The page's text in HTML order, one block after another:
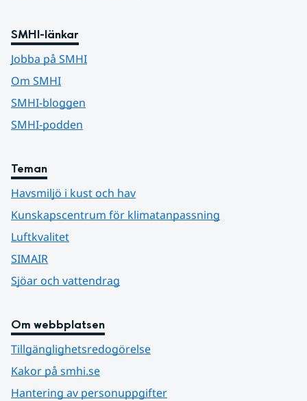
SMHI-länkar
Jobba på SMHI
Om SMHI
SMHI-bloggen
SMHI-podden
Teman
Havsmiljö i kust och hav
Kunskapscentrum för klimatanpassning
Luftkvalitet
SIMAIR
Sjöar och vattendrag
Om webbplatsen
Tillgänglighetsredogörelse
Kakor på smhi.se
Hantering av personuppgifter